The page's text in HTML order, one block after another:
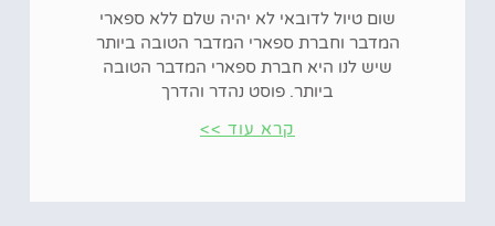
שום טיול לדובאי לא יהיה שלם ללא ספארי
המדבר וחברת ספארי המדבר הטובה ביותר
שיש לנו היא חברת ספארי המדבר הטובה
ביותר. פוסט נהדר והדרך
קרא עוד >>